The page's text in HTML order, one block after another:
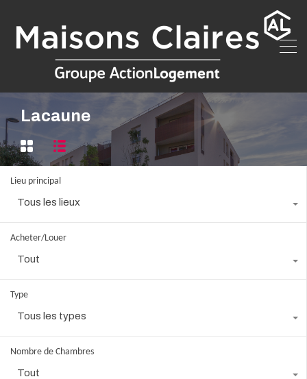
Lacaune
Lieu principal
Tous les lieux
Acheter/Louer
Tout
Type
Tous les types
Nombre de Chambres
Tout